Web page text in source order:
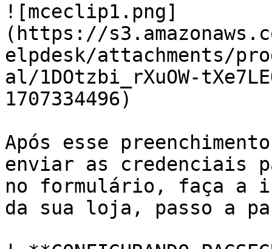
![mceclip1.png]
(https://
elpdesk/attachments/
al/1DOtzbi_rXuOW-
1707334496)
Após esse
enviar as credenciais
no formulário, faça a
da sua loja, passo a